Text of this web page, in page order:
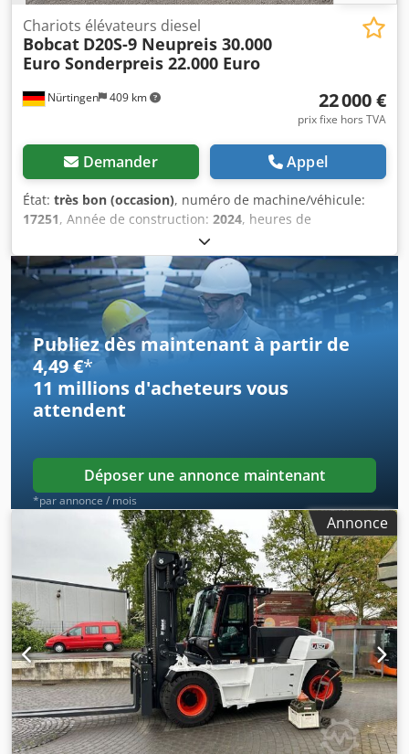
Nürtingen 409 km
Chariots élévateurs diesel
Bobcat D20S-9 Neupreis 30.000
Euro Sonderpreis 22.000 Euro
22 000 €
prix fixe hors TVA
Demander Appel
État: très bon (occasion), numéro de machine/véhicule:
17251, Année de construction: 2024, heures de
, capacité de charge:
hauteur de levage:4 730 mm, levée libre:1 470 mm,
centre de gravité de la charge:500 mm, type de carburant:
diesel
, type de mât:triplex, hauteur de construction:2 190
mm
, longueur des fourches: 1 050 mm , taille du pneu
avant:7.00-15 5.50, taille de pneu arrière: 6.50-10
, poids
total:4 053 kg, 5215420 Cjdpfxezr Db He Acyoha Numéro
de série : FDA2A-5052-00236
Publiez dès maintenant à partir de
4,49 €*
11 millions d'acheteursvous
attendent
Déposer une annonce maintenant
*par annonce / mois
Annonce